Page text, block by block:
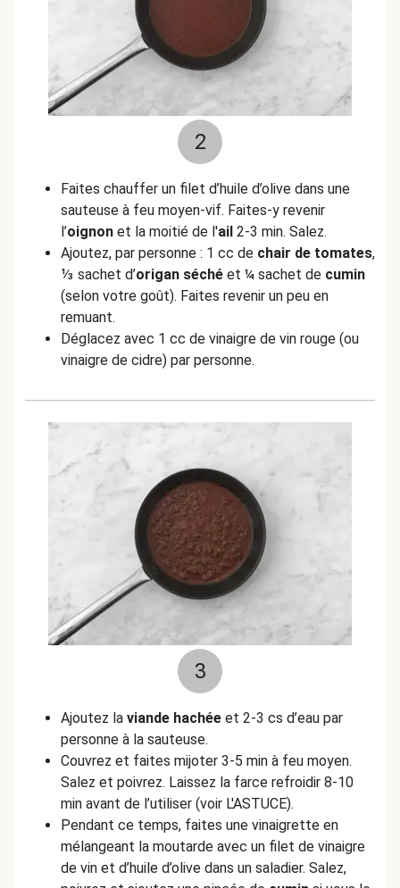
2
Faites chauffer un filet d’huile d’olive dans une
sauteuse à feu moyen-vif. Faites-y revenir
l’oignon et la moitié de l'ail 2-3 min. Salez.
Ajoutez, par personne : 1 cc de chair de tomates,
⅓ sachet d’origan séché et ¼ sachet de cumin
(selon votre goût). Faites revenir un peu en
remuant.
Déglacez avec 1 cc de vinaigre de vin rouge (ou
vinaigre de cidre) par personne.
3
Ajoutez la viande hachée et 2-3 cs d’eau par
personne à la sauteuse.
Couvrez et faites mijoter 3-5 min à feu moyen.
Salez et poivrez. Laissez la farce refroidir 8-10
min avant de l’utiliser (voir L'ASTUCE).
Pendant ce temps, faites une vinaigrette en
mélangeant la moutarde avec un filet de vinaigre
de vin et d’huile d’olive dans un saladier. Salez,